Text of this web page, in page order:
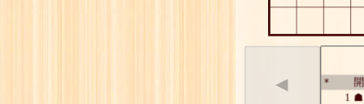
◀ *
1 ☗